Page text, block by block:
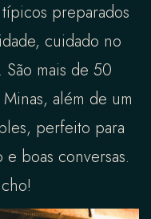
preparados
cuidado no
mais de 50
além de um
perfeito para
boas conversas.